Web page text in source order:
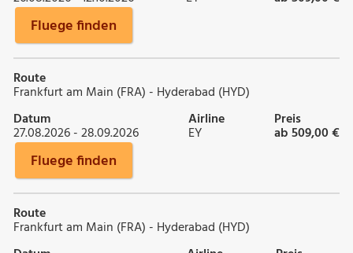
Fluege finden
Route
Frankfurt am Main (FRA) - Hyderabad (HYD)
Datum
27.08.2026 - 28.09.2026
Airline
EY
Preis
ab 509,00 €
Fluege finden
Route
Frankfurt am Main (FRA) - Hyderabad (HYD)